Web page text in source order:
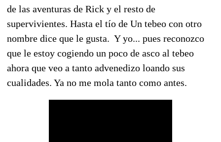
de las aventuras de Rick y el resto de
supervivientes. Hasta el tío de Un tebeo con otro
nombre dice que le gusta. Y yo... pues reconozco
que le estoy cogiendo un poco de asco al tebeo
ahora que veo a tanto advenedizo loando sus
cualidades. Ya no me mola tanto como antes.